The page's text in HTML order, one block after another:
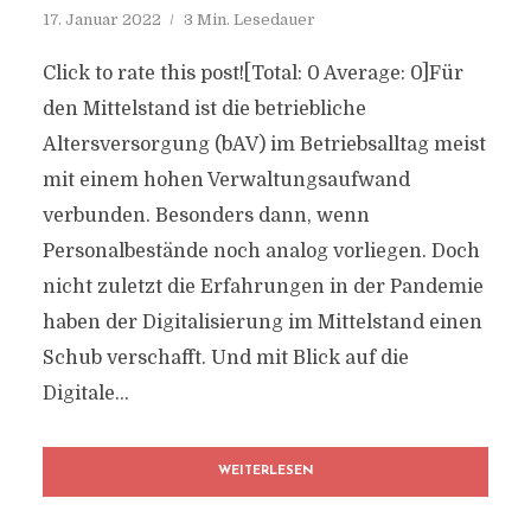
17. Januar 2022 3 Min. Lesedauer
Click to rate this post![Total: 0 Average: 0]Für
den Mittelstand ist die betriebliche
Altersversorgung (bAV) im Betriebsalltag meist
mit einem hohen Verwaltungsaufwand
verbunden. Besonders dann, wenn
Personalbestände noch analog vorliegen. Doch
nicht zuletzt die Erfahrungen in der Pandemie
haben der Digitalisierung im Mittelstand einen
Schub verschafft. Und mit Blick auf die
Digitale...
WEITERLESEN